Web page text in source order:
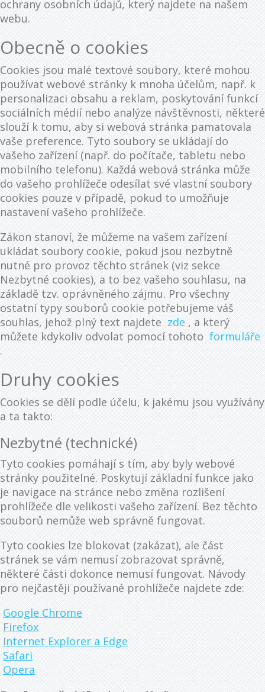
ochrany osobních údajů, který najdete na našem
webu.
Obecně o cookies
Cookies jsou malé textové soubory, které mohou
používat webové stránky k mnoha účelům, např. k
personalizaci obsahu a reklam, poskytování funkcí
sociálních médií nebo analýze návštěvnosti, některé
slouží k tomu, aby si webová stránka pamatovala
vaše preference. Tyto soubory se ukládají do
vašeho zařízení (např. do počítače, tabletu nebo
mobilního telefonu). Každá webová stránka může
do vašeho prohlížeče odesílat své vlastní soubory
cookies pouze v případě, pokud to umožňuje
nastavení vašeho prohlížeče.
Zákon stanoví, že můžeme na vašem zařízení
ukládat soubory cookie, pokud jsou nezbytně
nutné pro provoz těchto stránek (viz sekce
Nezbytné cookies), a to bez vašeho souhlasu, na
základě tzv. oprávněného zájmu. Pro všechny
ostatní typy souborů cookie potřebujeme váš
souhlas, jehož plný text najdete zde , a který
můžete kdykoliv odvolat pomocí tohoto formuláře
.
Druhy cookies
Cookies se dělí podle účelu, k jakému jsou využívány
a ta takto:
Nezbytné (technické)
Tyto cookies pomáhají s tím, aby byly webové
stránky použitelné. Poskytují základní funkce jako
je navigace na stránce nebo změna rozlišení
prohlížeče dle velikosti vašeho zařízení. Bez těchto
souborů nemůže web správně fungovat.
Tyto cookies lze blokovat (zakázat), ale část
stránek se vám nemusí zobrazovat správně,
některé části dokonce nemusí fungovat. Návody
pro nejčastěji používané prohlížeče najdete zde:
Google Chrome
Firefox
Internet Explorer a Edge
Safari
Opera